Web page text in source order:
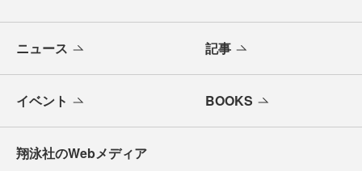
ニュース 記事
イベント BOOKS
翔泳社のWebメディア